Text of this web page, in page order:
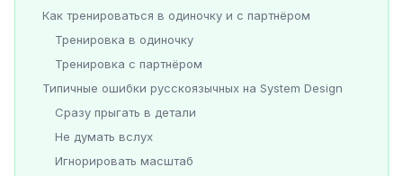
Как тренироваться в одиночку и с партнёром
Тренировка в одиночку
Тренировка с партнёром
Типичные ошибки русскоязычных на System Design
Сразу прыгать в детали
Не думать вслух
Игнорировать масштаб